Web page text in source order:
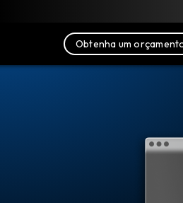
Obtenha um